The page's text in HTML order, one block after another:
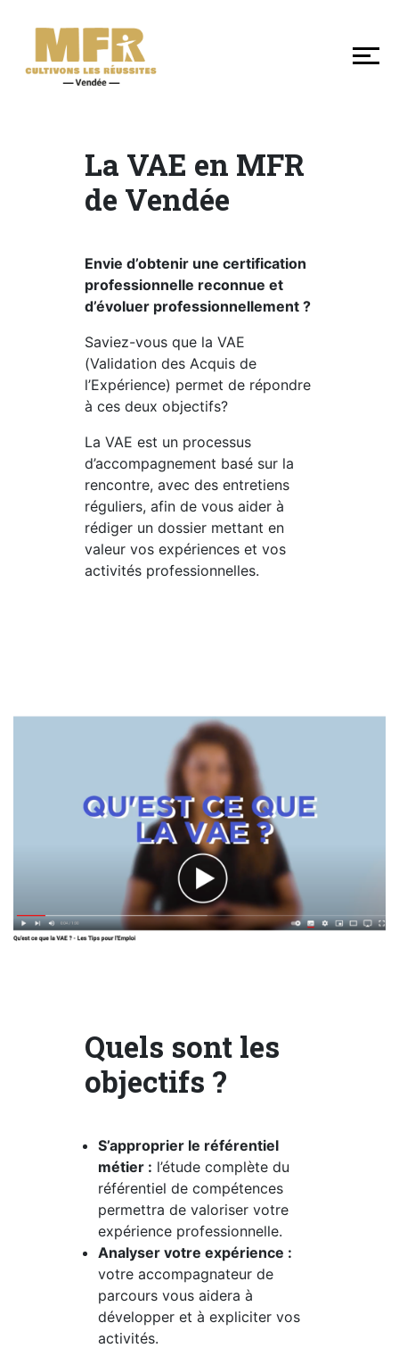
DÉCOUVRIR
NOS
MFR
FORMER
ACTUALITÉ
VENEZ
TRAVAILLER
CONTACTER
La VAE en MFR
de Vendée
Envie d’obtenir une certification
professionnelle reconnue et
d’évoluer professionnellement ?
Saviez-vous que la VAE
(Validation des Acquis de
l’Expérience) permet de répondre
à ces deux objectifs?
La VAE est un processus
d’accompagnement basé sur la
rencontre, avec des entretiens
réguliers, afin de vous aider à
rédiger un dossier mettant en
valeur vos expériences et vos
activités professionnelles.
Quels sont les
objectifs ?
S’approprier le référentiel
métier : l’étude complète du
référentiel de compétences
permettra de valoriser votre
expérience professionnelle.
Analyser votre expérience :
votre accompagnateur de
parcours vous aidera à
développer et à expliciter vos
activités.